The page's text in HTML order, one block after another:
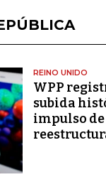
REINO UNIDO
WPP
subida
impulso